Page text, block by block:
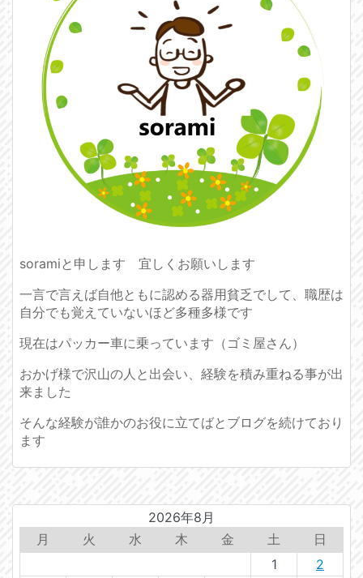
soramiと申します 宜しくお願いします
一言で言えば自他ともに認める器用貧乏でして、職歴は
自分でも覚えていないほど多種多様です
現在はパッカー車に乗っています（ゴミ屋さん）
おかげ様で沢山の人と出会い、経験を積み重ねる事が出
来ました
そんな経験が誰かのお役に立てばとブログを続けており
ます
2026年8月
月
火 水 木 金 土
日
1
2